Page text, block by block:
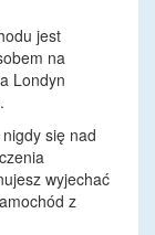
jest
na
Londyn
się nad
wyjechać
z